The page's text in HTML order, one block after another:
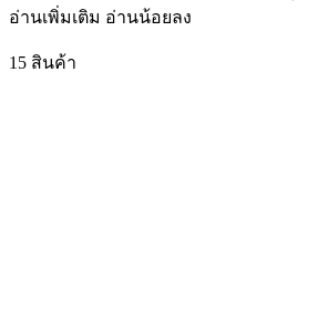
อ่านเพิ่มเติม อ่านน้อยลง
15 สินค้า